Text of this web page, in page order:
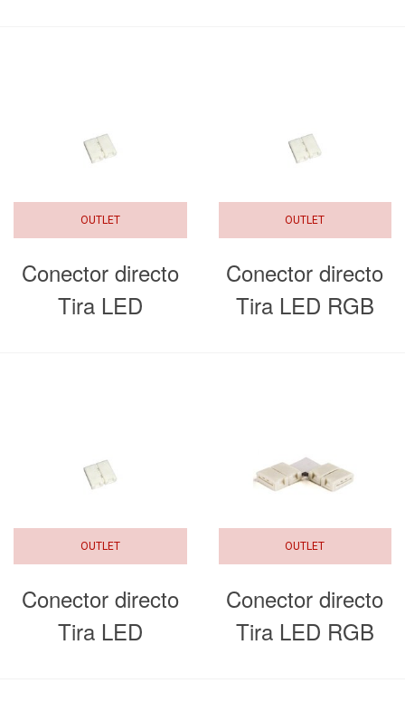
OUTLET
Conector directo
Tira LED
OUTLET
Conector directo
Tira LED RGB
OUTLET
Conector directo
Tira LED
OUTLET
Conector directo
Tira LED RGB